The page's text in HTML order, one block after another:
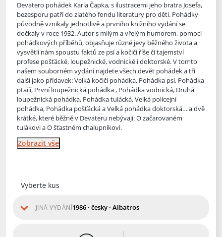
Devatero pohádek Karla Čapka, s ilustracemi jeho bratra Josefa,
bezesporu patří do zlatého fondu literatury pro děti. Pohádky
původně vznikaly jednotlivě a prvního knižního vydání se
dočkaly v roce 1932. Autor s milým a vřelým humorem, pomocí
pohádkových příběhů, objasňuje různé jevy běžného života a
vysvětlí nám spoustu faktů ze psí a kočičí říše či tajemství
profese pošťácké, loupežnické, vodnické i doktorské. V tomto
našem souborném vydání najdete všech devět pohádek a tři
další jako přídavek: Velká kočičí pohádka, Pohádka psí, Pohádka
ptačí, První loupežnická pohádka , Pohádka vodnická, Druhá
loupežnická pohádka, Pohádka tulácká, Velká policejní
pohádka, Pohádka pošťácká a Velká pohádka doktorská… a dvě
krátké, které běžně v Devateru nebývají: O začarovaném
tulákovi a O šťastném chalupníkovi.
Zobrazit vše
Vyberte kus
JINÁ VYDÁNÍ1986 · česky · Albatros